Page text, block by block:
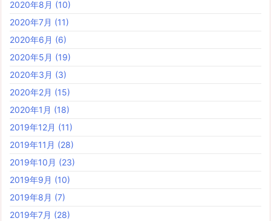
2020年8月 (10)
2020年7月 (11)
2020年6月 (6)
2020年5月 (19)
2020年3月 (3)
2020年2月 (15)
2020年1月 (18)
2019年12月 (11)
2019年11月 (28)
2019年10月 (23)
2019年9月 (10)
2019年8月 (7)
2019年7月 (28)